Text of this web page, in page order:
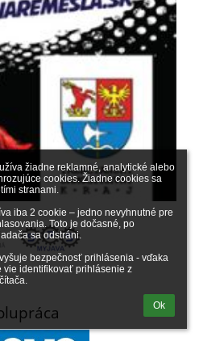
žiadne reklamné, analytické alebo
cookies. Žiadne cookies sa
stranami.
iba 2 cookie – jedno nevyhnutné pre
Toto je dočasné, po
sa odstráni.
bezpečnosť prihlásenia - vďaka
vie identifikovať prihlásenie z
Ok